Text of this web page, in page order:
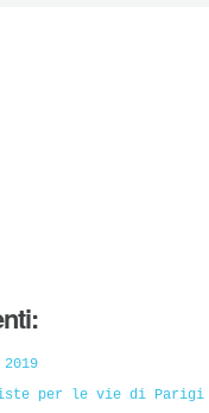
per le vie di Parigi